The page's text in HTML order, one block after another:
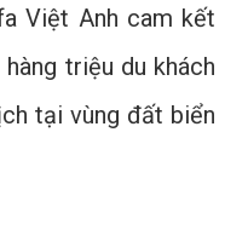
Việt Anh cam kết
triệu du khách
tại vùng đất biển